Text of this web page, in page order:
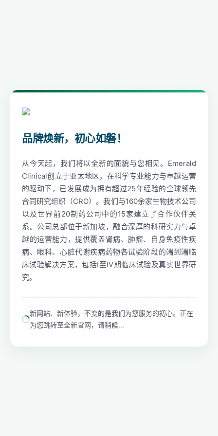
品牌焕新，初心如磐！
从今天起，我们将以全新的面貌与您相见。Emerald
Clinical创立于亚太地区，在科学专业能力与卓越运营
的驱动下，已发展成为拥有超过25年经验的全球领先
合同研究组织（CRO）。我们与160余家生物技术公司
以及世界前20制药公司中的15家建立了合作伙伴关
系。公司总部位于新加坡，融合深厚的科研实力与卓
越的运营能力，提供覆盖肾病、肿瘤、自身免疫性疾
病、眼科、心脏代谢疾病药物各试验阶段的端到端临
床试验解决方案，包括I至IV期临床试验及真实世界研
究。
新网站、新体验，不变的是我们为您服务的初心。正在
为您跳转至全新官网，请稍候...